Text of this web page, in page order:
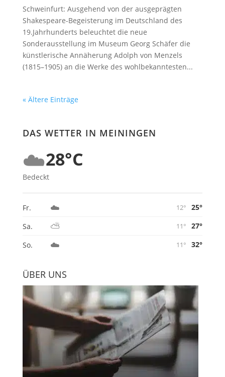
Schweinfurt: Ausgehend von der ausgeprägten
Shakespeare-Begeisterung im Deutschland des
19.Jahrhunderts beleuchtet die neue
Sonderausstellung im Museum Georg Schäfer die
künstlerische Annäherung Adolph von Menzels
(1815–1905) an die Werke des wohlbekanntesten...
« Ältere Einträge
DAS WETTER IN MEININGEN
☁️28°C
Bedeckt
Fr. ☁️ 12°
25°
Sa.
⛅ 11°
27°
So.
☁️ 11° 32°
ÜBER UNS